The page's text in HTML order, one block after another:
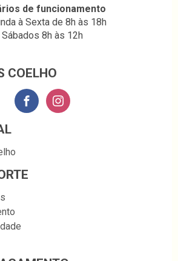
de funcionamento
à Sexta de 8h às 18h
Sábados 8h às 12h
COELHO